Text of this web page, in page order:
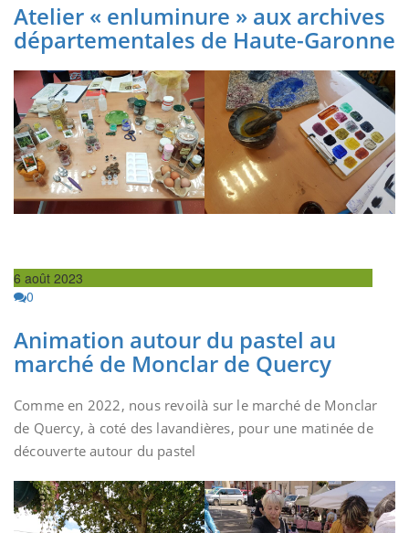
Atelier « enluminure » aux archives
départementales de Haute-Garonne
6 août 2023
0
Animation autour du pastel au
marché de Monclar de Quercy
Comme en 2022, nous revoilà sur le marché de Monclar
de Quercy, à coté des lavandières, pour une matinée de
découverte autour du pastel